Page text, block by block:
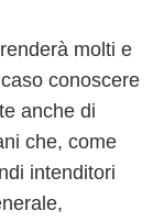
molti e
conoscere
anche di
che, come
intenditori